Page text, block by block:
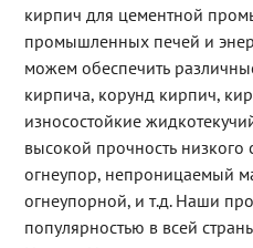
кирпич для цементной
промышленных печей и
можем обеспечить
кирпича, корунд кирпич,
износостойкие
высокой прочность
огнеупор, непроницаемый
огнеупорной, и т.д. Наши
популярностью в всей